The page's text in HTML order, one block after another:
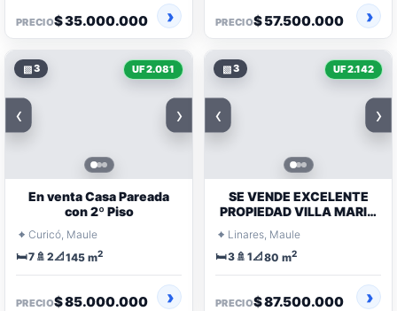
PRECIO$ 35.000.000 PRECIO$ 57.500.000
▧3 UF 2.081
‹ ›
En venta Casa Pareada
con 2º Piso
⌖ Curicó, Maule
🛏️7 🚿 2📐145 m2
PRECIO$ 85.000.000
▧3 UF 2.142
‹ ›
SE VENDE EXCELENTE
PROPIEDAD VILLA MARIA
⌖ Linares, Maule
🛏️3 🚿 1📐80 m2
PRECIO$ 87.500.000